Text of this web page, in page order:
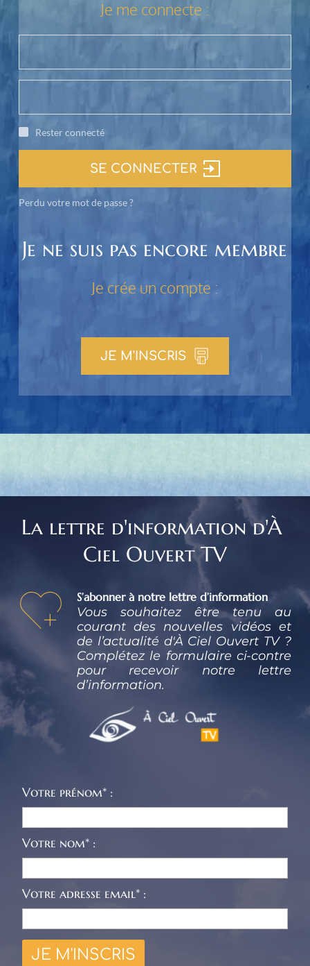
Je me connecte :
Rester connecté
SE CONNECTER
Perdu votre mot de passe ?
Je ne suis pas encore membre
Je crée un compte :
JE M'INSCRIS
La lettre d'information d'À
Ciel Ouvert TV
S’abonner à notre lettre d’information
Vous souhaitez être tenu au
courant des nouvelles vidéos et
de l’actualité d'À Ciel Ouvert TV ?
Complétez le formulaire ci-contre
pour recevoir notre lettre
d’information.
Votre prénom* :
Votre nom* :
Votre adresse email* :